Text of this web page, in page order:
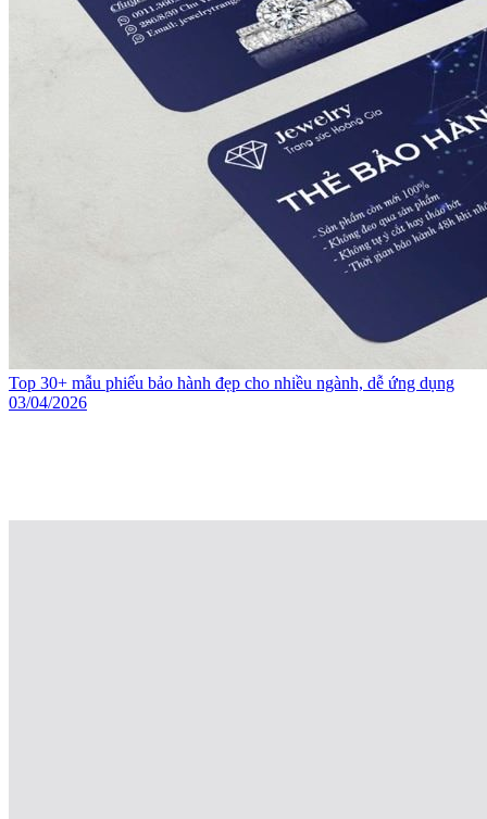
Top 30+ mẫu phiếu bảo hành đẹp cho nhiều ngành, dễ ứng dụng
03/04/2026